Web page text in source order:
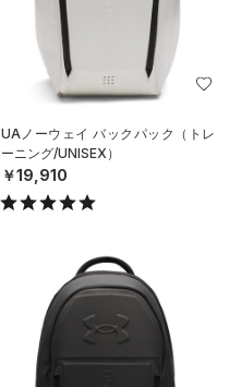
UAノーウェイ バックパック（トレ
ーニング/UNISEX）
￥19,910